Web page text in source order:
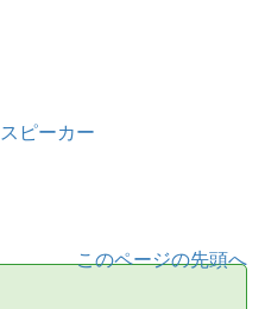
スピーカー
このページの先頭へ